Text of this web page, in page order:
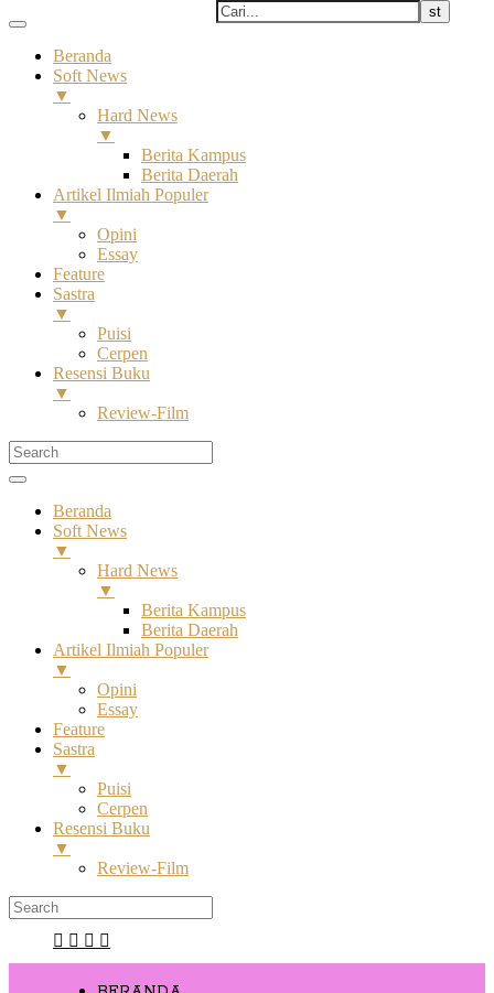
Beranda
Soft News
▼
Hard News
▼
Berita Kampus
Berita Daerah
Artikel Ilmiah Populer
▼
Opini
Essay
Feature
Sastra
▼
Puisi
Cerpen
Resensi Buku
▼
Review-Film
Beranda
Soft News
▼
Hard News
▼
Berita Kampus
Berita Daerah
Artikel Ilmiah Populer
▼
Opini
Essay
Feature
Sastra
▼
Puisi
Cerpen
Resensi Buku
▼
Review-Film